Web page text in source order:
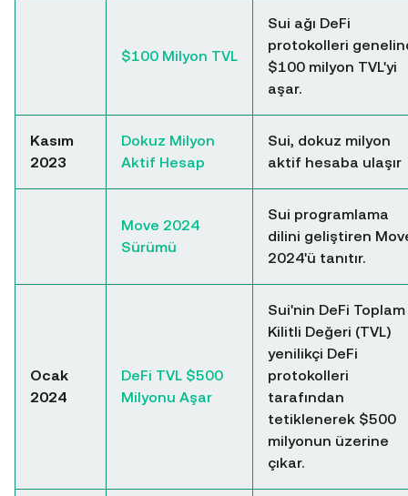
$100 Milyon TVL
Sui ağı DeFi
protokolleri
$100 milyon TVL'yi
aşar.
Kasım
2023
Dokuz Milyon
Aktif Hesap
Sui, dokuz milyon
aktif hesaba ulaşır
Move 2024
Sürümü
Sui programlama
dilini geliştiren
2024'ü tanıtır.
Ocak
2024
DeFi TVL $500
Milyonu Aşar
Sui'nin DeFi Toplam
Kilitli Değeri (TVL)
yenilikçi DeFi
protokolleri
tarafından
tetiklenerek $500
milyonun üzerine
çıkar.